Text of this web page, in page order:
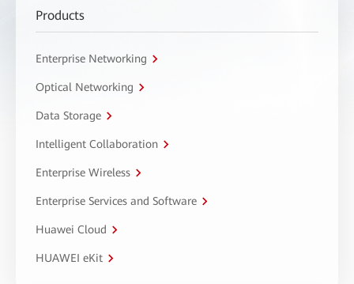
Products
Enterprise Networking
Optical Networking
Data Storage
Intelligent Collaboration
Enterprise Wireless
Enterprise Services and Software
Huawei Cloud
HUAWEI eKit